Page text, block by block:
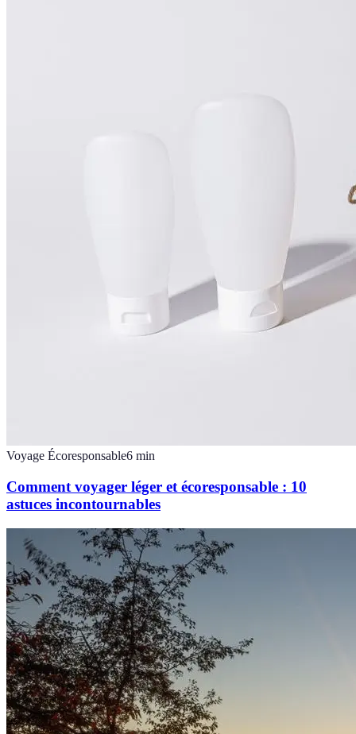
Voyage Écoresponsable6 min
Comment voyager léger et écoresponsable : 10
astuces incontournables